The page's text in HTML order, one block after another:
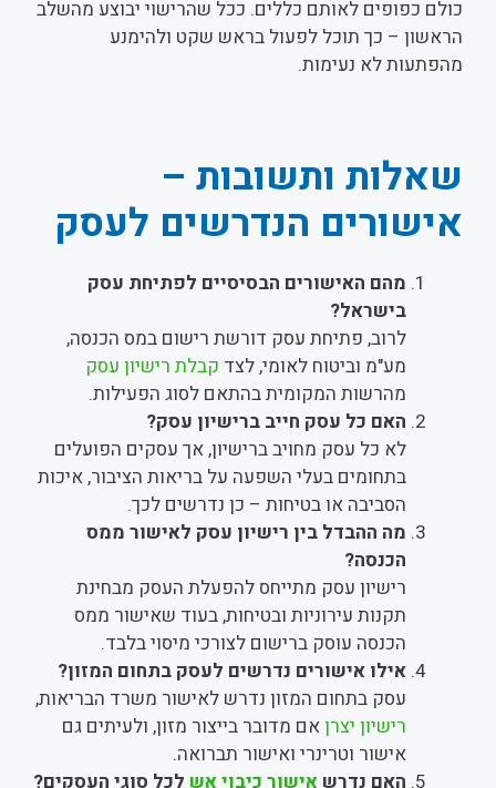
כולם כפופים לאותם כללים. ככל שהרישוי יבוצע מהשלב
הראשון – כך תוכל לפעול בראש שקט ולהימנע
מהפתעות לא נעימות.
שאלות ותשובות –
אישורים הנדרשים לעסק
מהם האישורים הבסיסיים לפתיחת עסק
בישראל?
לרוב, פתיחת עסק דורשת רישום במס הכנסה,
מע"מ וביטוח לאומי, לצד קבלת רישיון עסק
מהרשות המקומית בהתאם לסוג הפעילות.
האם כל עסק חייב ברישיון עסק?
לא כל עסק מחויב ברישיון, אך עסקים הפועלים
בתחומים בעלי השפעה על בריאות הציבור, איכות
הסביבה או בטיחות – כן נדרשים לכך.
מה ההבדל בין רישיון עסק לאישור ממס
הכנסה?
רישיון עסק מתייחס להפעלת העסק מבחינת
תקנות עירוניות ובטיחות, בעוד שאישור ממס
הכנסה עוסק ברישום לצורכי מיסוי בלבד.
אילו אישורים נדרשים לעסק בתחום המזון?
עסק בתחום המזון נדרש לאישור משרד הבריאות,
רישיון יצרןאם מדובר בייצור מזון, ולעיתים גם
אישור וטרינרי ואישור תברואה.
האם נדרש אישור כיבוי אש לכל סוגי העסקים?